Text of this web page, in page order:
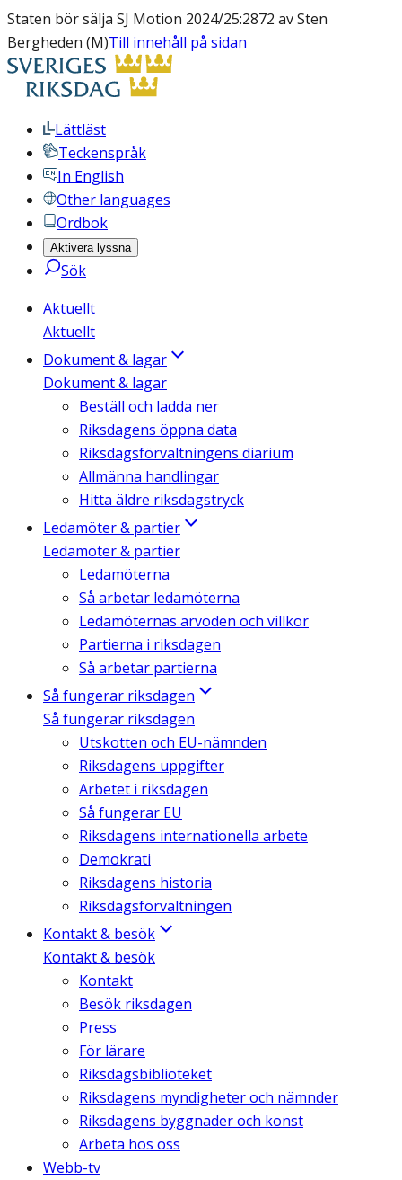
Staten bör sälja SJ Motion 2024/25:2872 av Sten
Bergheden (M)Till innehåll på sidan
Lättläst
Teckenspråk
In English
Other languages
Ordbok
Aktivera lyssna
Sök
Aktuellt
Aktuellt
Dokument & lagar
Dokument & lagar
Beställ och ladda ner
Riksdagens öppna data
Riksdagsförvaltningens diarium
Allmänna handlingar
Hitta äldre riksdagstryck
Ledamöter & partier
Ledamöter & partier
Ledamöterna
Så arbetar ledamöterna
Ledamöternas arvoden och villkor
Partierna i riksdagen
Så arbetar partierna
Så fungerar riksdagen
Så fungerar riksdagen
Utskotten och EU-nämnden
Riksdagens uppgifter
Arbetet i riksdagen
Så fungerar EU
Riksdagens internationella arbete
Demokrati
Riksdagens historia
Riksdagsförvaltningen
Kontakt & besök
Kontakt & besök
Kontakt
Besök riksdagen
Press
För lärare
Riksdagsbiblioteket
Riksdagens myndigheter och nämnder
Riksdagens byggnader och konst
Arbeta hos oss
Webb-tv